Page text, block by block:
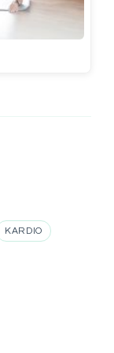
KARDIO